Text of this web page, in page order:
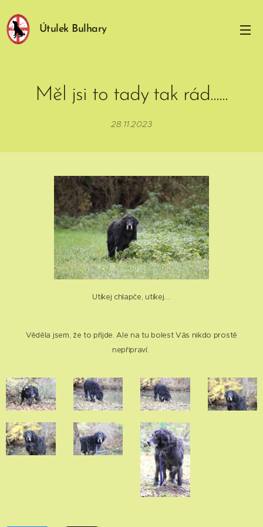
Útulek Bulhary
Měl jsi to tady tak rád......
28.11.2023
Utíkej chlapče, utíkej….
Věděla jsem, že to přijde. Ale na tu bolest Vás nikdo prostě
nepřipraví.